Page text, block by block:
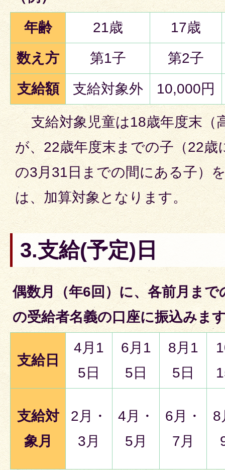
年齢
21歳
17歳
数え方
第1子
第2子
支給額
支給対象外 10,000円
支給対象児童は18歳年度末（
が、22歳年度末までの子（22歳
の3月31日までの間にある子）
は、加算対象となります。
3.支給(予定)日
偶数月（年6回）に、各前月ま
の受給者名義の口座に振込みま
支給日
4月1
5日
6月1
5日
8月1
5日
支給対
象月
2月・
3月
4月・
5月
6月・
7月
8